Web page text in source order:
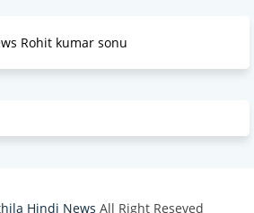
Rohit kumar sonu
Hindi News All Right Reseved